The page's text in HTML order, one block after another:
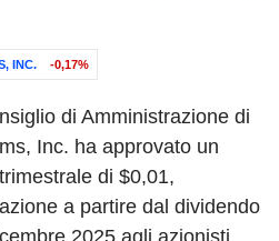
INC. -0,17%
di Amministrazione di
Inc. ha approvato un
di $0,01,
a partire dal dividendo
2025 agli azionisti